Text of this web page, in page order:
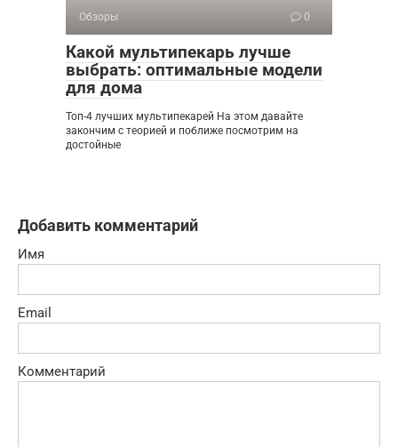
Обзоры 0
Какой мультипекарь лучше
выбрать: оптимальные модели
для дома
Топ-4 лучших мультипекарей На этом давайте
закончим с теорией и поближе посмотрим на
достойные
Добавить комментарий
Имя
Email
Комментарий